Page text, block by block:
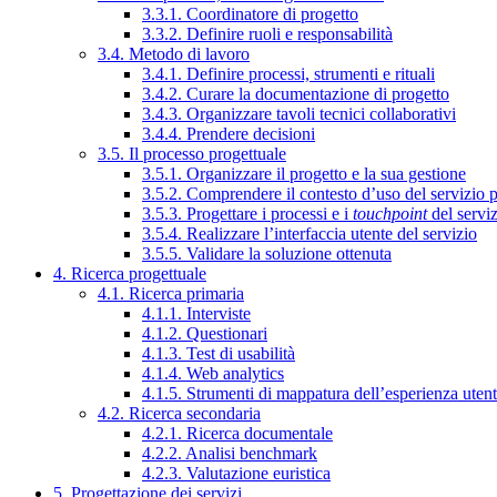
3.3.1. Coordinatore di progetto
3.3.2. Definire ruoli e responsabilità
3.4. Metodo di lavoro
3.4.1. Definire processi, strumenti e rituali
3.4.2. Curare la documentazione di progetto
3.4.3. Organizzare tavoli tecnici collaborativi
3.4.4. Prendere decisioni
3.5. Il processo progettuale
3.5.1. Organizzare il progetto e la sua gestione
3.5.2. Comprendere il contesto d’uso del servizio
3.5.3. Progettare i processi e i touchpointdel
3.5.4. Realizzare l’interfaccia utente del servizio
3.5.5. Validare la soluzione ottenuta
4. Ricerca progettuale
4.1. Ricerca primaria
4.1.1. Interviste
4.1.2. Questionari
4.1.3. Test di usabilità
4.1.4. Web analytics
4.1.5. Strumenti di mappatura dell’esperienza
4.2. Ricerca secondaria
4.2.1. Ricerca documentale
4.2.2. Analisi benchmark
4.2.3. Valutazione euristica
5. Progettazione dei servizi